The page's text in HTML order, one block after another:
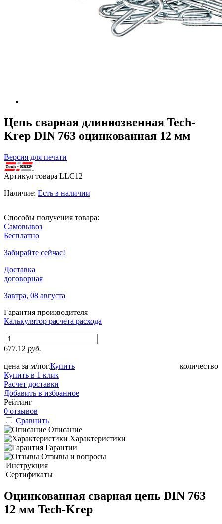
Цепь сварная длиннозвенная Tech-
Krep DIN 763 оцинкованная 12 мм
Версия для печати
Артикул товара LLC12
Наличие: Есть в наличии
Способы получения товара:
Самовывоз
Бесплатно
Забирайте сейчас!
Доставка
договорная
Завтра, 08 августа
Гарантия производителя
Калькулятор расчета расхода
677.12 руб.
цена за м/пог. количество
Купить
Купить в 1 клик
Расчет доставки
Добавить в избранное
Рейтинг
0 отзывов
Сравнить
Описание
Характеристики
Гарантии
Отзывы и вопросы
Инструкция
Сертификаты
Оцинкованная сварная цепь DIN 763
12 мм Tech-Krep